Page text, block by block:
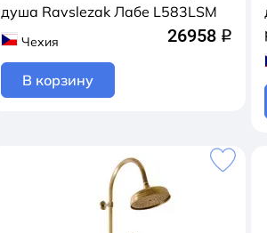
душа Ravslezak Лабе L583LSM
Чехия 26958 q
В корзину